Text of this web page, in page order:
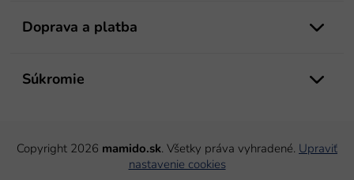
Doprava a platba
Súkromie
Copyright 2026 mamido.sk. Všetky práva vyhradené. Upraviť
nastavenie cookies